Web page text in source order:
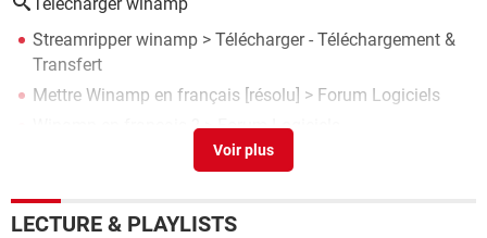
Streamripper winamp > Télécharger - Téléchargement &
Transfert
Mettre Winamp en français [résolu] > Forum Logiciels
Winamp en français ?>Forum Logiciels
French language pack is already installed.
Winamp en français >Forum Logiciels
LECTURE & PLAYLISTS